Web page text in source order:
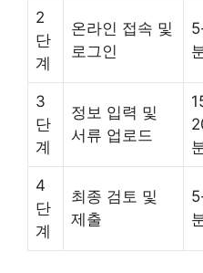
2
단
계
온라인 접속 및
로그인
3
단
계
정보 입력 및
서류 업로드
4
단
계
최종 검토 및
제출